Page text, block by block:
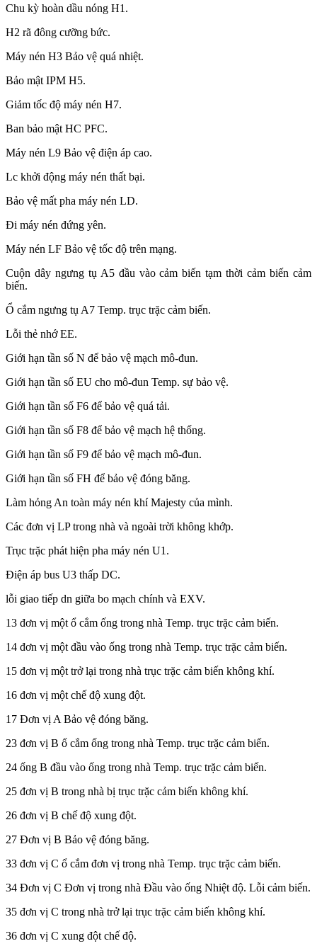
Chu kỳ hoàn dầu nóng H1.
H2 rã đông cưỡng bức.
Máy nén H3 Bảo vệ quá nhiệt.
Bảo mật IPM H5.
Giảm tốc độ máy nén H7.
Ban bảo mật HC PFC.
Máy nén L9 Bảo vệ điện áp cao.
Lc khởi động máy nén thất bại.
Bảo vệ mất pha máy nén LD.
Đi máy nén đứng yên.
Máy nén LF Bảo vệ tốc độ trên mạng.
Cuộn dây ngưng tụ A5 đầu vào cảm biến tạm thời cảm biến cảm
biến.
Ổ cắm ngưng tụ A7 Temp. trục trặc cảm biến.
Lỗi thẻ nhớ EE.
Giới hạn tần số N để bảo vệ mạch mô-đun.
Giới hạn tần số EU cho mô-đun Temp. sự bảo vệ.
Giới hạn tần số F6 để bảo vệ quá tải.
Giới hạn tần số F8 để bảo vệ mạch hệ thống.
Giới hạn tần số F9 để bảo vệ mạch mô-đun.
Giới hạn tần số FH để bảo vệ đóng băng.
Làm hỏng An toàn máy nén khí Majesty của mình.
Các đơn vị LP trong nhà và ngoài trời không khớp.
Trục trặc phát hiện pha máy nén U1.
Điện áp bus U3 thấp DC.
lỗi giao tiếp dn giữa bo mạch chính và EXV.
13 đơn vị một ổ cắm ống trong nhà Temp. trục trặc cảm biến.
14 đơn vị một đầu vào ống trong nhà Temp. trục trặc cảm biến.
15 đơn vị một trở lại trong nhà trục trặc cảm biến không khí.
16 đơn vị một chế độ xung đột.
17 Đơn vị A Bảo vệ đóng băng.
23 đơn vị B ổ cắm ống trong nhà Temp. trục trặc cảm biến.
24 ống B đầu vào ống trong nhà Temp. trục trặc cảm biến.
25 đơn vị B trong nhà bị trục trặc cảm biến không khí.
26 đơn vị B chế độ xung đột.
27 Đơn vị B Bảo vệ đóng băng.
33 đơn vị C ổ cắm đơn vị trong nhà Temp. trục trặc cảm biến.
34 Đơn vị C Đơn vị trong nhà Đầu vào ống Nhiệt độ. Lỗi cảm biến.
35 đơn vị C trong nhà trở lại trục trặc cảm biến không khí.
36 đơn vị C xung đột chế độ.